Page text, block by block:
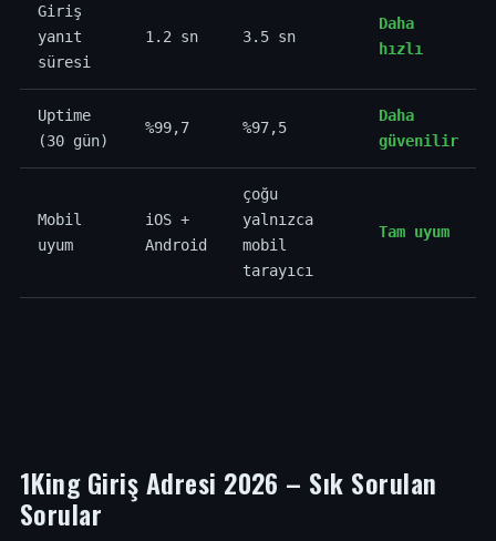
Giriş
yanıt
süresi
1.2 sn 3.5 sn
Daha
hızlı
Uptime
(30 gün)
%99,7 %97,5
Daha
güvenilir
Mobil
uyum
iOS +
Android
çoğu
yalnızca
mobil
tarayıcı
Tam uyum
1King Giriş Adresi 2026 – Sık Sorulan
Sorular